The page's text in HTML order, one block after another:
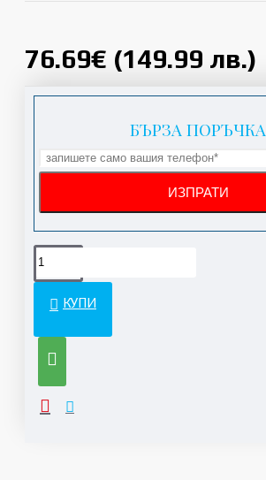
76.69€ (149.99 лв.)
БЪРЗА ПОРЪЧКА
КУПИ